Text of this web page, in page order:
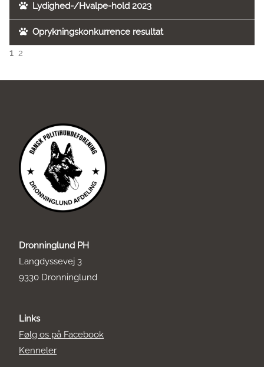
Lydighed-/Hvalpe-hold 2023
Oprykningskonkurrence resultat
1 2
Dronninglund PH
Langdyssevej 3
9330 Dronninglund
Links
Følg os på Facebook
Kenneler